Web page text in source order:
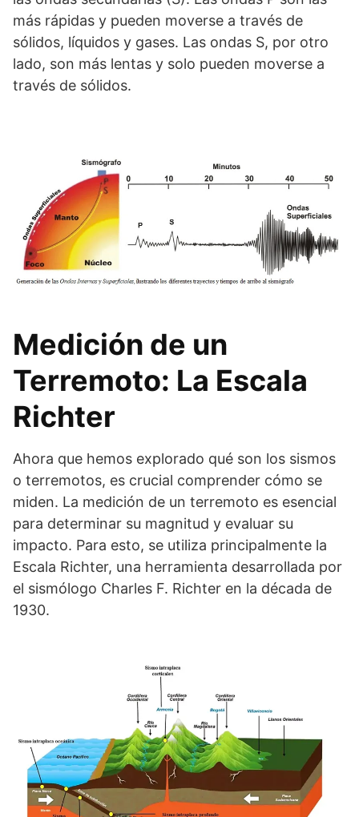
más rápidas y pueden moverse a través de
sólidos, líquidos y gases. Las ondas S, por otro
lado, son más lentas y solo pueden moverse a
través de sólidos.
Medición de un
Terremoto: La Escala
Richter
Ahora que hemos explorado qué son los sismos
o terremotos, es crucial comprender cómo se
miden. La medición de un terremoto es esencial
para determinar su magnitud y evaluar su
impacto. Para esto, se utiliza principalmente la
Escala Richter, una herramienta desarrollada por
el sismólogo Charles F. Richter en la década de
1930.